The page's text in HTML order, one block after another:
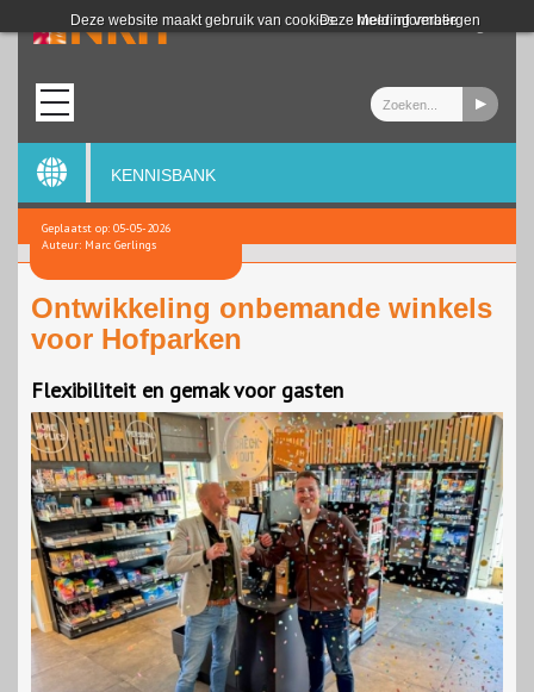
Deze website maakt gebruik van cookies. Meer informatie
Deze melding verbergen
Login
KENNISBANK
Geplaatst op: 05-05-2026
Auteur: Marc Gerlings
Ontwikkeling onbemande winkels
voor Hofparken
Flexibiliteit en gemak voor gasten